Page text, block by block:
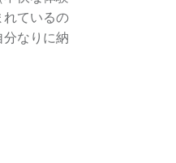
れているの
なりに納